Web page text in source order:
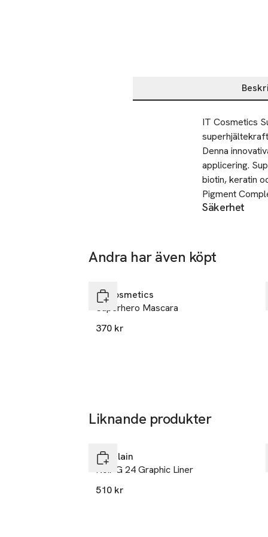
Beskrivning
IT Cosmetics
Denna
applicering.
biotin, keratin
Pigment
fransar. En
Heavenly
ögonvrån till
och mer
Säkerhet
Tillverkare
Andra har även köpt
IT Cosmetics
Superhero Mascara
370 kr
Liknande produkter
Guerlain
Noir G 24 Graphic Liner
510 kr